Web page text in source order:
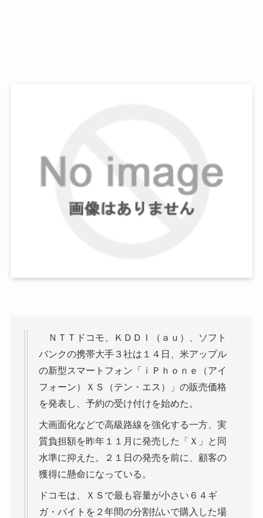
ＮＴＴドコモ、ＫＤＤＩ（ａｕ）、ソフト
バンクの携帯大手３社は１４日、米アップル
の新型スマートフォン「ｉＰｈｏｎｅ（アイ
フォーン）ＸＳ（テン・エス）」の販売価格
を発表し、予約の受け付けを始めた。
大画面化などで高級路線を強化する一方、実
質負担額を昨年１１月に発売した「Ｘ」と同
水準に抑えた。２１日の発売を前に、顧客の
獲得に懸命になっている。
ドコモは、ＸＳで最も容量が小さい６４ギ
ガ・バイトを２年間の分割払いで購入した場